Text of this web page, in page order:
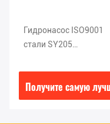
Гидронасос ISO9001
стали SY205
экскаваторов
Получите самую